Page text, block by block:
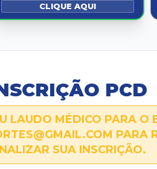
CLIQUE AQUI
PCD
LAUDO MÉDICO PARA O
PARA
SUA INSCRIÇÃO.